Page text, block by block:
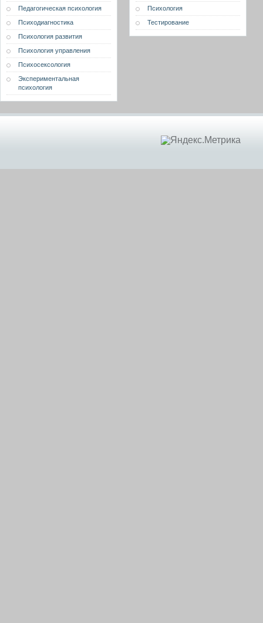
Педагогическая психология
Психодиагностика
Психология развития
Психология управления
Психосексология
Экспериментальная
психология
Психология
Тестирование